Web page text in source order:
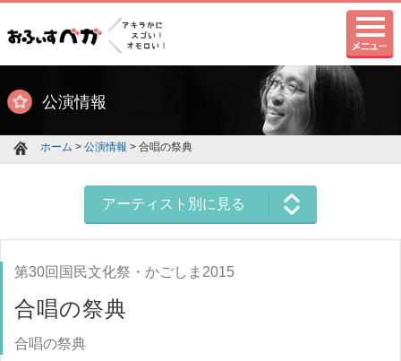
公演情報
ホーム > 公演情報 > 合唱の祭典
アーティスト別に見る
第30回国民文化祭・かごしま2015
合唱の祭典
合唱の祭典